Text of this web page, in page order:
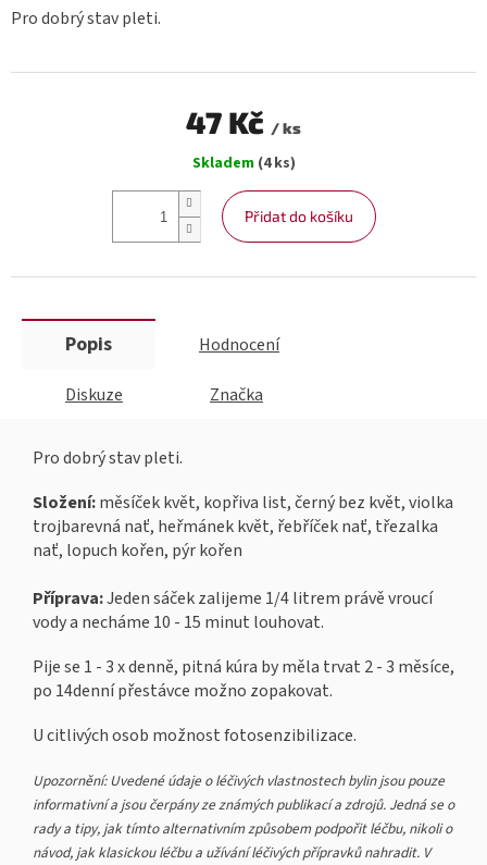
Pro dobrý stav pleti.
47 Kč / ks
cena:
Skladem (4 ks)
Přidat do košíku
Popis Hodnocení
Diskuze Značka
Pro dobrý stav pleti.
Složení:měsíček květ, kopřiva list, černý bez květ, violka
trojbarevná nať, heřmánek květ, řebříček nať, třezalka
nať, lopuch kořen, pýr kořen
Příprava:Jeden sáček zalijeme 1/4 litrem právě vroucí
vody a necháme 10 - 15 minut louhovat.
Pije se 1 - 3 x denně, pitná kúra by měla trvat 2 - 3 měsíce,
po 14denní přestávce možno zopakovat.
U citlivých osob možnost fotosenzibilizace.
Upozornění: Uvedené údaje o léčivých vlastnostech bylin jsou pouze
informativní a jsou čerpány ze známých publikací a zdrojů. Jedná se o
rady a tipy, jak tímto alternativním způsobem podpořit léčbu, nikoli o
návod, jak klasickou léčbu a užívání léčivých přípravků nahradit. V